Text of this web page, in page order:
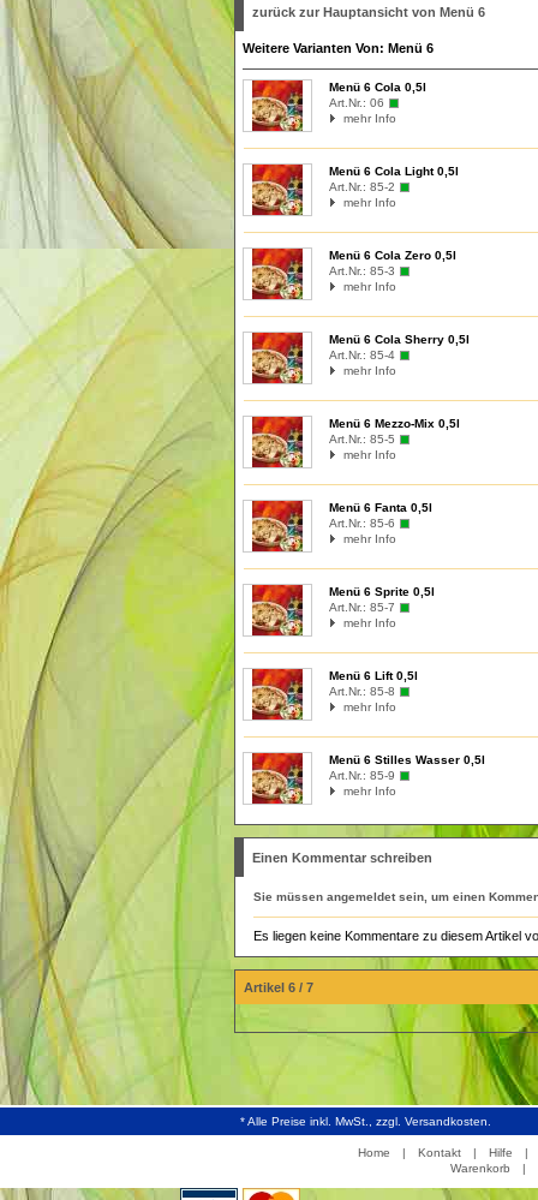
zurück zur Hauptansicht von Menü 6
Weitere Varianten Von: Menü 6
Menü 6 Cola 0,5l
Art.Nr.: 06
mehr Info
Menü 6 Cola Light 0,5l
Art.Nr.: 85-2
mehr Info
Menü 6 Cola Zero 0,5l
Art.Nr.: 85-3
mehr Info
Menü 6 Cola Sherry 0,5l
Art.Nr.: 85-4
mehr Info
Menü 6 Mezzo-Mix 0,5l
Art.Nr.: 85-5
mehr Info
Menü 6 Fanta 0,5l
Art.Nr.: 85-6
mehr Info
Menü 6 Sprite 0,5l
Art.Nr.: 85-7
mehr Info
Menü 6 Lift 0,5l
Art.Nr.: 85-8
mehr Info
Menü 6 Stilles Wasser 0,5l
Art.Nr.: 85-9
mehr Info
Einen Kommentar schreiben
Sie müssen angemeldetsein, um einen
Es liegen keine Kommentare zu diesem Artikel
Artikel 6 / 7
* Alle Preise inkl. MwSt., zzgl. Versandkosten.
Home | Kontakt | Hilfe
|
Warenkorb
|